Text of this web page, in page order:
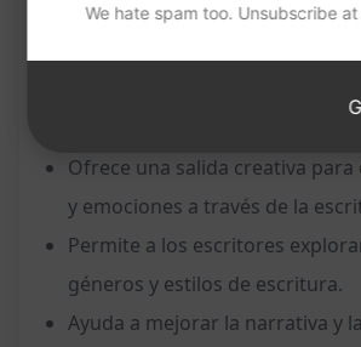
Beneficios:
Ofrece una salida creativa para
y emociones a través de la
Permite a los escritores
géneros y estilos de escritura.
Ayuda a mejorar la narrativa y
We hate spam too. Unsubscribe